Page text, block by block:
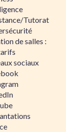
Tutorat
de salles :
sociaux